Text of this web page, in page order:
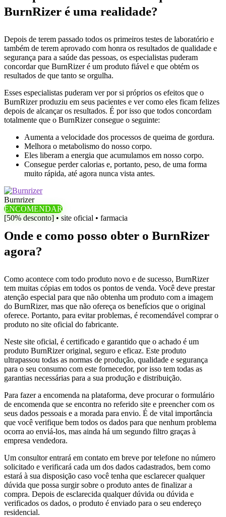
BurnRizer é uma realidade?
Depois de terem passado todos os primeiros testes de laboratório e
também de terem aprovado com honra os resultados de qualidade e
segurança para a saúde das pessoas, os especialistas puderam
concordar que BurnRizer é um produto fiável e que obtém os
resultados de que tanto se orgulha.
Esses especialistas puderam ver por si próprios os efeitos que o
BurnRizer produziu em seus pacientes e ver como eles ficam felizes
depois de alcançar os resultados. É por isso que todos concordam
totalmente que o BurnRizer consegue o seguinte:
Aumenta a velocidade dos processos de queima de gordura.
Melhora o metabolismo do nosso corpo.
Eles liberam a energia que acumulamos em nosso corpo.
Consegue perder calorias e, portanto, peso, de uma forma
muito rápida, até agora nunca vista antes.
Burnrizer
ENCOMENDAR
[50% desconto] • site oficial • farmacia
Onde e como posso obter o BurnRizer
agora?
Como acontece com todo produto novo e de sucesso, BurnRizer
tem muitas cópias em todos os pontos de venda. Você deve prestar
atenção especial para que não obtenha um produto com a imagem
do BurnRizer, mas que não ofereça os benefícios que o original
oferece. Portanto, para evitar problemas, é recomendável comprar o
produto no site oficial do fabricante.
Neste site oficial, é certificado e garantido que o achado é um
produto BurnRizer original, seguro e eficaz. Este produto
ultrapassou todas as normas de produção, qualidade e segurança
para o seu consumo com este fornecedor, por isso tem todas as
garantias necessárias para a sua produção e distribuição.
Para fazer a encomenda na plataforma, deve procurar o formulário
de encomenda que se encontra no referido site e preencher com os
seus dados pessoais e a morada para envio. É de vital importância
que você verifique bem todos os dados para que nenhum problema
ocorra ao enviá-los, mas ainda há um segundo filtro graças à
empresa vendedora.
Um consultor entrará em contato em breve por telefone no número
solicitado e verificará cada um dos dados cadastrados, bem como
estará à sua disposição caso você tenha que esclarecer qualquer
dúvida que possa surgir sobre o produto antes de finalizar a
compra. Depois de esclarecida qualquer dúvida ou dúvida e
verificados os dados, o produto é enviado para o seu endereço
residencial.